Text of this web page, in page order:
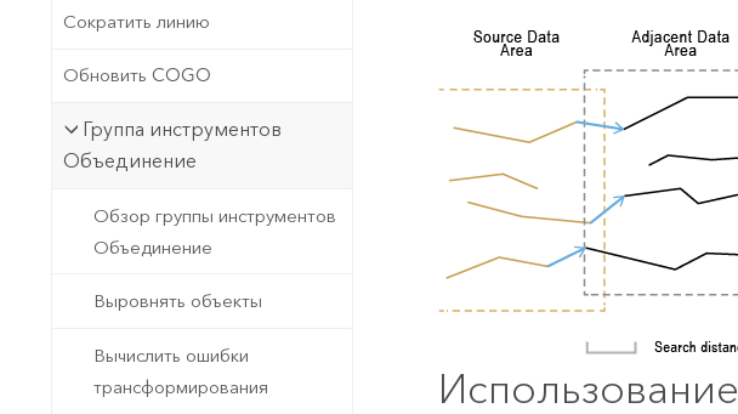
Сократить линию
Обновить COGO
Группа инструментов
Объединение
Обзор группы инструментов
Объединение
Выровнять объекты
Вычислить ошибки
трансформирования
Использование